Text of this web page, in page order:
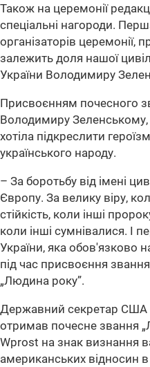
Також на церемонії
спеціальні нагороди.
організаторів церемонії,
залежить доля нашої
України Володимиру
Присвоєнням почесного
Володимиру
хотіла підкреслити
українського народу.
– За боротьбу від імені
Європу. За велику віру,
стійкість, коли інші
коли інші сумнівалися. І
України, яка обов'язково
під час присвоєння
„Людина року”.
Державний секретар США
отримав почесне звання
Wprost на знак визнання
американських відносин